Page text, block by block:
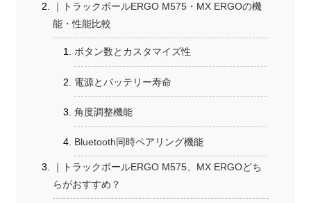
｜トラックボールERGO M575・MX ERGOの機
能・性能比較
ボタン数とカスタマイズ性
電源とバッテリー寿命
角度調整機能
Bluetooth同時ペアリング機能
｜トラックボールERGO M575、MX ERGOどち
らがおすすめ？